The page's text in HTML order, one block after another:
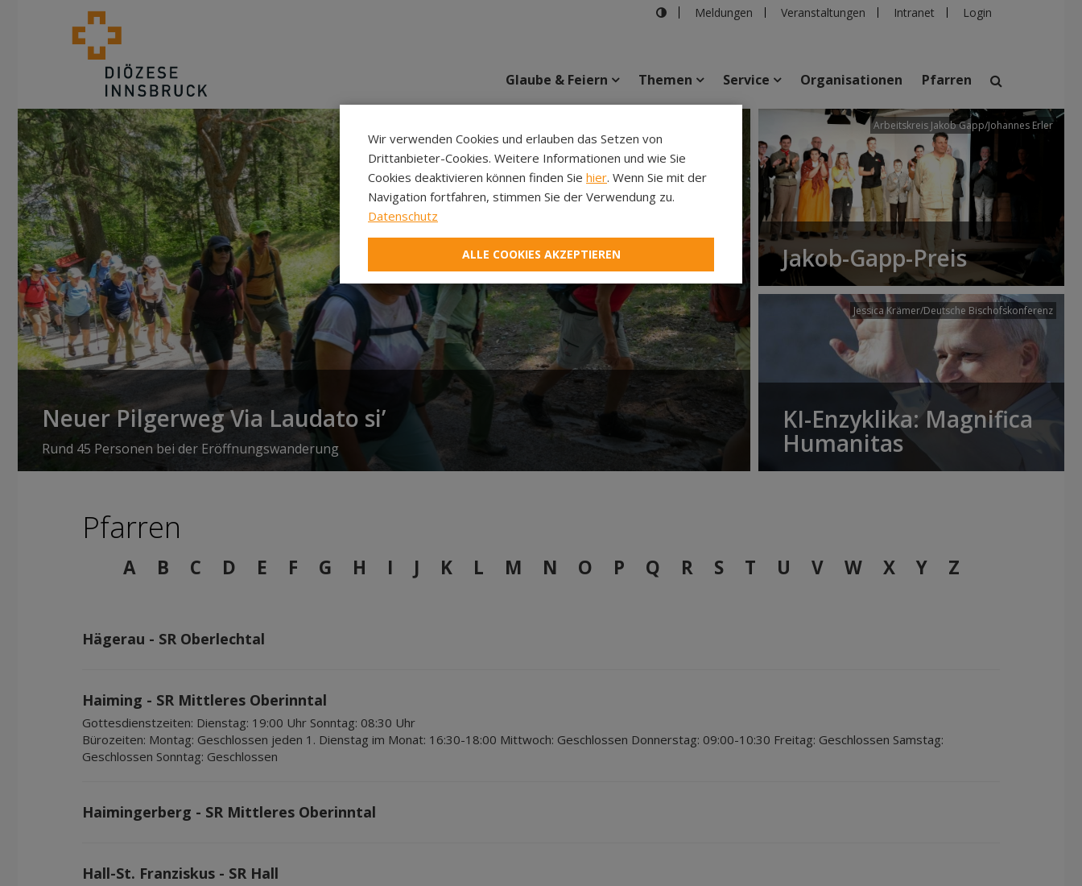
Meldungen Veranstaltungen Intranet Login
suchen
Veranstaltungen Personen Pfarren Einrichtungen
Glaube & Feiern Themen Service Organisationen Pfarren
Neuer Pilgerweg Via Laudato si’
Rund 45 Personen bei der Eröffnungswanderung
Arbeitskreis Jakob Gapp/Johannes Erler
Jakob-Gapp-Preis
Jessica Krämer/Deutsche Bischofskonferenz
KI-Enzyklika: Magnifica
Humanitas
Pfarren
A B C D E F G H I J K L M N O P Q R S T U V W X Y Z
Hägerau - SR Oberlechtal
Haiming - SR Mittleres Oberinntal
Gottesdienstzeiten: Dienstag: 19:00 Uhr Sonntag: 08:30 Uhr
Bürozeiten: Montag: Geschlossen jeden 1. Dienstag im Monat: 16:30-18:00 Mittwoch: Geschlossen Donnerstag: 09:00-10:30 Freitag: Geschlossen Samstag:
Geschlossen Sonntag: Geschlossen
Haimingerberg - SR Mittleres Oberinntal
Hall-St. Franziskus - SR Hall
Wir verwenden Cookies und erlauben das Setzen von
Drittanbieter-Cookies. Weitere Informationen und wie Sie
Cookies deaktivieren können finden Sie hier. Wenn Sie mit der
Navigation fortfahren, stimmen Sie der Verwendung zu.
Datenschutz
ALLE COOKIES AKZEPTIEREN